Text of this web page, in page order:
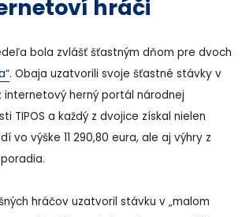
hráči
bola zvlášť šťastným dňom pre dvoch
. Obaja uzatvorili svoje šťastné stávky v
internetový herný portál národnej
TIPOS a každý z dvojice získal nielen
vo výške 11 290,80 eura, ale aj výhry z
hráčov uzatvoril stávku v „malom